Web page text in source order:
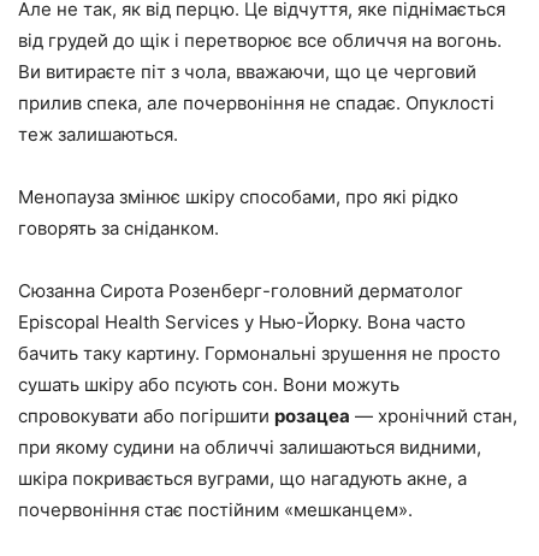
Але не так, як від перцю. Це відчуття, яке піднімається
від грудей до щік і перетворює все обличчя на вогонь.
Ви витираєте піт з чола, вважаючи, що це черговий
прилив спека, але почервоніння не спадає. Опуклості
теж залишаються.
Менопауза змінює шкіру способами, про які рідко
говорять за сніданком.
Сюзанна Сирота Розенберг-головний дерматолог
Episcopal Health Services у Нью-Йорку. Вона часто
бачить таку картину. Гормональні зрушення не просто
сушать шкіру або псують сон. Вони можуть
спровокувати або погіршити розацеа — хронічний стан,
при якому судини на обличчі залишаються видними,
шкіра покривається вуграми, що нагадують акне, а
почервоніння стає постійним «мешканцем».